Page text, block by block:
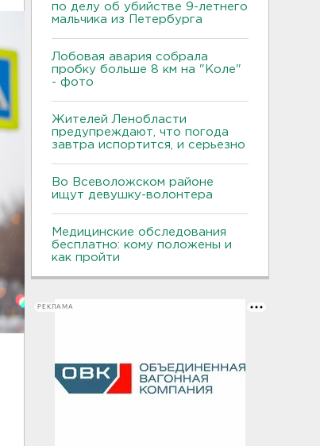
по делу об убийстве 9-летнего
мальчика из Петербурга
Лобовая авария собрала
пробку больше 8 км на "Коле"
- фото
Жителей Ленобласти
предупреждают, что погода
завтра испортится, и серьезно
Во Всеволожском районе
ищут девушку-волонтера
Медицинские обследования
бесплатно: кому положены и
как пройти
РЕКЛАМА